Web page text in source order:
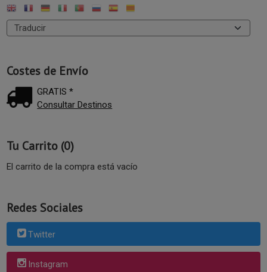
Costes de Envío
GRATIS *
Consultar Destinos
Tu Carrito (0)
El carrito de la compra está vacío
Redes Sociales
Twitter
Instagram